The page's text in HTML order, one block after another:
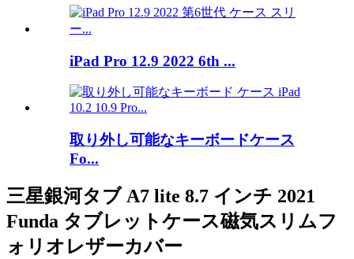
iPad Pro 12.9 2022 6th ...
取り外し可能なキーボードケース
Fo...
三星銀河タブ A7 lite 8.7 インチ 2021
Funda タブレットケース磁気スリムフ
ォリオレザーカバー